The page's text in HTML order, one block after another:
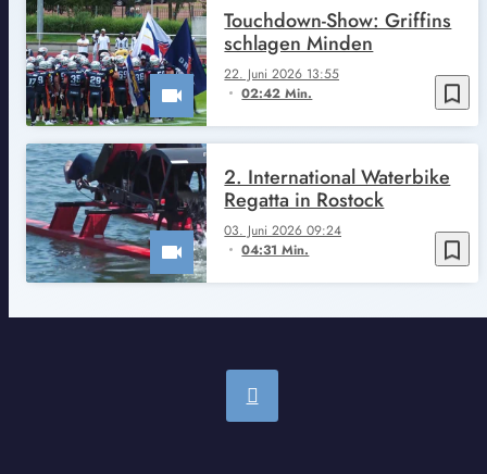
bookmark_border
22. Juni 2026 13:55
02:42 Min.
Touchdown-Show: Griffins
schlagen Minden
bookmark_border
03. Juni 2026 09:24
04:31 Min.
2. International Waterbike
Regatta in Rostock